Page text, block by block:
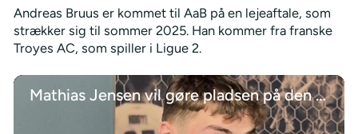
Andreas Bruus er kommet til AaB på en lejeaftale, som
strækker sig til sommer 2025. Han kommer fra franske
Troyes AC, som spiller i Ligue 2.
Mathias Jensen vil gøre pladsen på den centrale midtbane i Brøndby IF til sin egen